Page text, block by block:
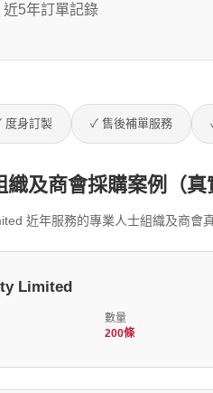
近5年訂單記錄
度身訂製 ✓ 售後補單服務
及商會採購案例（真
近年服務的專業人士組織及商會
Limited
數量
200條